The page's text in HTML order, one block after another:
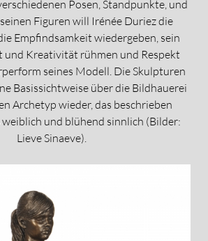
Posen, Standpunkte, und
Figuren will Irénée Duriez die
Empfindsamkeit wiedergeben, sein
und Kreativität rühmen und Respekt
seines Modell. Die Skulpturen
Basissichtweise über die Bildhauerei
Archetyp wieder, das beschrieben
und blühend sinnlich (Bilder:
Lieve Sinaeve)